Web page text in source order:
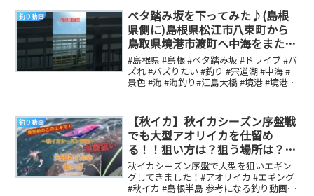
釣り動画
ベタ踏み坂を下ってみた♪(島根
県側に)島根県松江市八束町から
鳥取県境港市渡町へ中海をまたい
で結ぶ、日本一のPCラｰメン橋で
す。全長1,446.2メｰトル
#島根県 #島根 #ベタ踏み坂 #ドライブ #バ
ズれ #バズりたい #釣り #宍道湖 #中海 #
景色 #海 #海釣り#江島大橋 #境港 #境港市
釣り動画
【秋イカ】秋イカシーズン序盤戦
でも大型アオリイカを仕留め
る！！狙い方は？狙う場所は？
DUEL マグQタングステン3.0号 #
秋イカ #島根半島
秋イカシーズン序盤で大型を狙いエギン
グしてきました！#アオリイカ #エギング
#秋イカ #島根半島 参考になる釣り動画で